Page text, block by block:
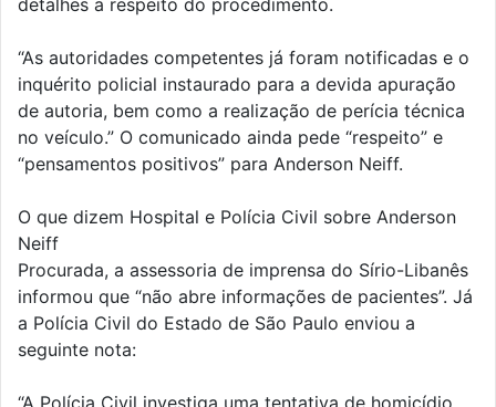
detalhes a respeito do procedimento.
“As autoridades competentes já foram notificadas e o
inquérito policial instaurado para a devida apuração
de autoria, bem como a realização de perícia técnica
no veículo.” O comunicado ainda pede “respeito” e
“pensamentos positivos” para Anderson Neiff.
O que dizem Hospital e Polícia Civil sobre Anderson
Neiff
Procurada, a assessoria de imprensa do Sírio-Libanês
informou que “não abre informações de pacientes”. Já
a Polícia Civil do Estado de São Paulo enviou a
seguinte nota: